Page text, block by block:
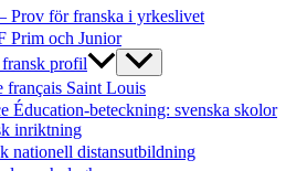
Prov för franska i yrkeslivet
Prim och Junior
profil
français Saint Louis
Éducation-beteckning: svenska skolor
inriktning
nationell distansutbildning